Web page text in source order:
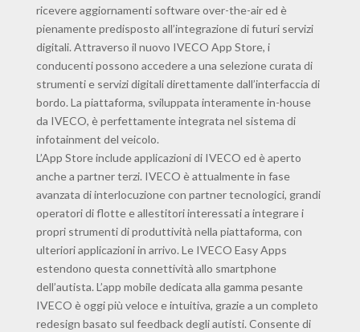
ricevere aggiornamenti software over-the-air ed è
pienamente predisposto all’integrazione di futuri servizi
digitali. Attraverso il nuovo IVECO App Store, i
conducenti possono accedere a una selezione curata di
strumenti e servizi digitali direttamente dall’interfaccia di
bordo. La piattaforma, sviluppata interamente in-house
da IVECO, è perfettamente integrata nel sistema di
infotainment del veicolo.
L’App Store include applicazioni di IVECO ed è aperto
anche a partner terzi. IVECO è attualmente in fase
avanzata di interlocuzione con partner tecnologici, grandi
operatori di flotte e allestitori interessati a integrare i
propri strumenti di produttività nella piattaforma, con
ulteriori applicazioni in arrivo. Le IVECO Easy Apps
estendono questa connettività allo smartphone
dell’autista. L’app mobile dedicata alla gamma pesante
IVECO è oggi più veloce e intuitiva, grazie a un completo
redesign basato sul feedback degli autisti. Consente di